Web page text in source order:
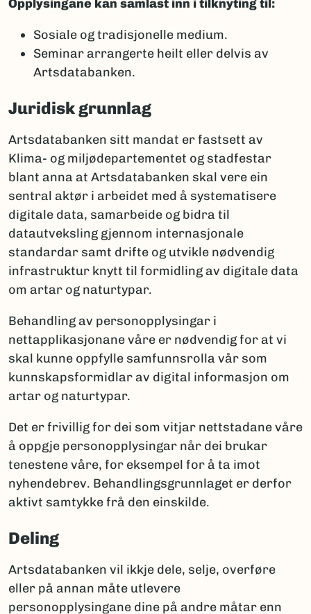
Opplysingane kan samlast inn i tilknyting til:
Sosiale og tradisjonelle medium.
Seminar arrangerte heilt eller delvis av
Artsdatabanken.
Juridisk grunnlag
Artsdatabanken sitt mandat er fastsett av
Klima- og miljødepartementet og stadfestar
blant anna at Artsdatabanken skal vere ein
sentral aktør i arbeidet med å systematisere
digitale data, samarbeide og bidra til
datautveksling gjennom internasjonale
standardar samt drifte og utvikle nødvendig
infrastruktur knytt til formidling av digitale data
om artar og naturtypar.
Behandling av personopplysingar i
nettapplikasjonane våre er nødvendig for at vi
skal kunne oppfylle samfunnsrolla vår som
kunnskapsformidlar av digital informasjon om
artar og naturtypar.
Det er frivillig for dei som vitjar nettstadane våre
å oppgje personopplysingar når dei brukar
tenestene våre, for eksempel for å ta imot
nyhendebrev. Behandlingsgrunnlaget er derfor
aktivt samtykke frå den einskilde.
Deling
Artsdatabanken vil ikkje dele, selje, overføre
eller på annan måte utlevere
personopplysingane dine på andre måtar enn